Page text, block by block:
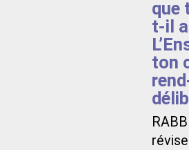
que
t-il
ton